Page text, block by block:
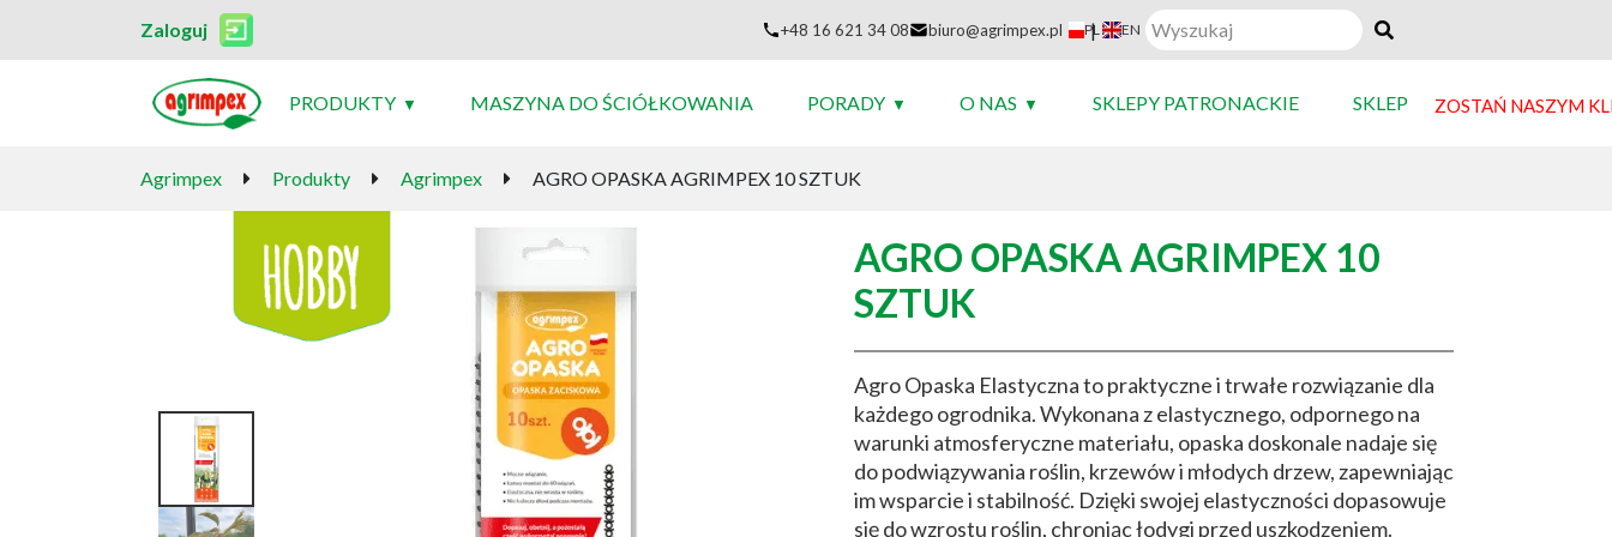
Zaloguj +48 16 621 34 08 biuro@agrimpex.pl PL
| EN
PRODUKTY MASZYNA DO ŚCIÓŁKOWANIA PORADY O NAS SKLEPY PATRONACKIE SKLEP ZOSTAŃ NASZYM
Agrimpex Produkty Agrimpex AGRO OPASKA AGRIMPEX 10 SZTUK
AGRO OPASKA AGRIMPEX 10
SZTUK
Agro Opaska Elastyczna to praktyczne i trwałe rozwiązanie dla
każdego ogrodnika. Wykonana z elastycznego, odpornego na
warunki atmosferyczne materiału, opaska doskonale nadaje się
do podwiązywania roślin, krzewów i młodych drzew, zapewniając
im wsparcie i stabilność. Dzięki swojej elastyczności dopasowuje
się do wzrostu roślin, chroniąc łodygi przed uszkodzeniem.